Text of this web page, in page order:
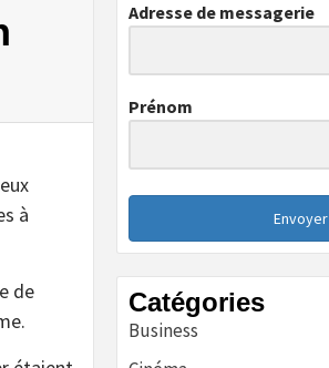
à
de
Adresse de messagerie
Prénom
Envoyer
Catégories
Business